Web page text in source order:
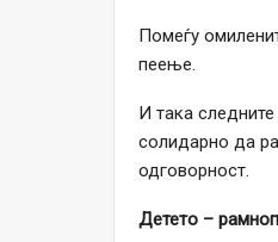
Помеѓу
пеење.
И така
солидарно да
одговорност.
Детето –